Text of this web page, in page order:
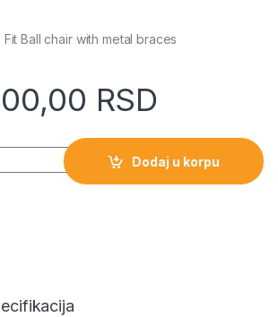
Fit Ball chair with metal braces
RSD
Dodaj u korpu